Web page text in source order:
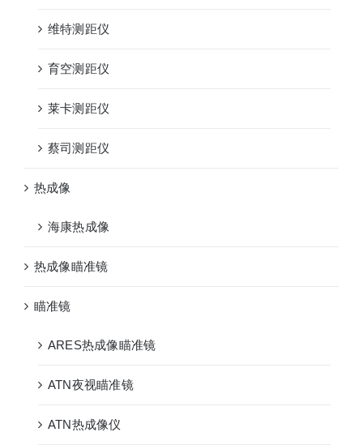
维特测距仪
育空测距仪
莱卡测距仪
蔡司测距仪
热成像
海康热成像
热成像瞄准镜
瞄准镜
ARES热成像瞄准镜
ATN夜视瞄准镜
ATN热成像仪